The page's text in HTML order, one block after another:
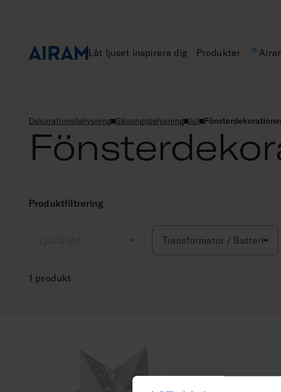
Låt ljuset inspirera dig Produkter
Dekorationsbelysning Säsongsbelysning Jul
Produktfiltrering
Transformator / Batteri
1 produkt